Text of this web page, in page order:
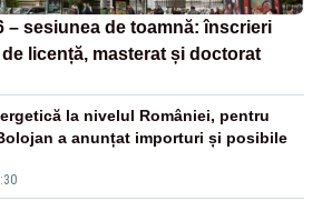
– sesiunea de toamnă: înscrieri
licență, masterat și doctorat
la nivelul României, pentru
a anunțat importuri și posibile